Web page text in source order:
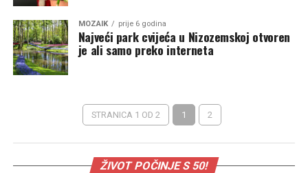
MOZAIK prije 6 godina
Najveći park cvijeća u Nizozemskoj otvoren
je ali samo preko interneta
STRANICA 1 OD 2 1 2
ŽIVOT POČINJE S 50!